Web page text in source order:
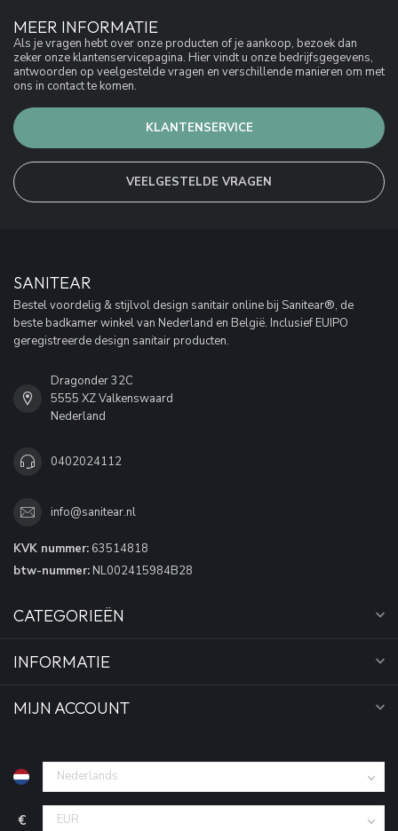
MEER INFORMATIE
Als je vragen hebt over onze producten of je aankoop, bezoek dan
zeker onze klantenservicepagina. Hier vindt u onze bedrijfsgegevens,
antwoorden op veelgestelde vragen en verschillende manieren om met
ons in contact te komen.
KLANTENSERVICE
VEELGESTELDE VRAGEN
SANITEAR
Bestel voordelig & stijlvol design sanitair online bij Sanitear®, de
beste badkamer winkel van Nederland en België. Inclusief EUIPO
geregistreerde design sanitair producten.
Dragonder 32C
5555 XZ Valkenswaard
Nederland
0402024112
info@sanitear.nl
KVK nummer: 63514818
btw-nummer: NL002415984B28
CATEGORIEËN
INFORMATIE
MIJN ACCOUNT
€